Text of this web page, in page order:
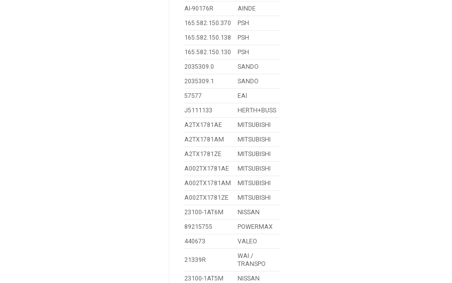
AI-90176R
AINDE
165.582.150.370
PSH
165.582.150.138
PSH
165.582.150.130
PSH
2035309.0
SANDO
2035309.1
SANDO
57577
EAI
J5111133
HERTH+BUSS
A2TX1781AE
MITSUBISHI
A2TX1781AM
MITSUBISHI
A2TX1781ZE
MITSUBISHI
A002TX1781AE
MITSUBISHI
A002TX1781AM
MITSUBISHI
A002TX1781ZE
MITSUBISHI
23100-1AT6M
NISSAN
89215755
POWERMAX
440673
VALEO
21339R
WAI /
TRANSPO
23100-1AT5M
NISSAN